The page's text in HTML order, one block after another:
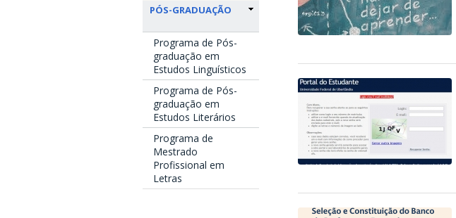
PÓS-GRADUAÇÃO
Programa de Pós-
graduação em
Estudos Linguísticos
Programa de Pós-
graduação em
Estudos Literários
Programa de
Mestrado
Profissional em
Letras